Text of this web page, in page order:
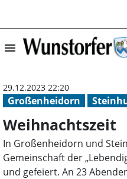
menu
Großenheidorn
29.12.2023 22:20
Weihnachtszeit
In Großenheidorn und
Gemeinschaft der
und gefeiert. An 23